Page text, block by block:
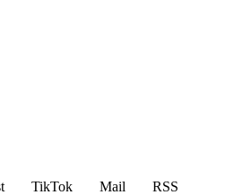
TikTok Mail
RSS